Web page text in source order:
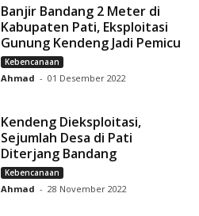
Banjir Bandang 2 Meter di
Kabupaten Pati, Eksploitasi
Gunung Kendeng Jadi Pemicu
Kebencanaan
Ahmad - 01 Desember 2022
Kendeng Dieksploitasi,
Sejumlah Desa di Pati
Diterjang Bandang
Kebencanaan
Ahmad - 28 November 2022